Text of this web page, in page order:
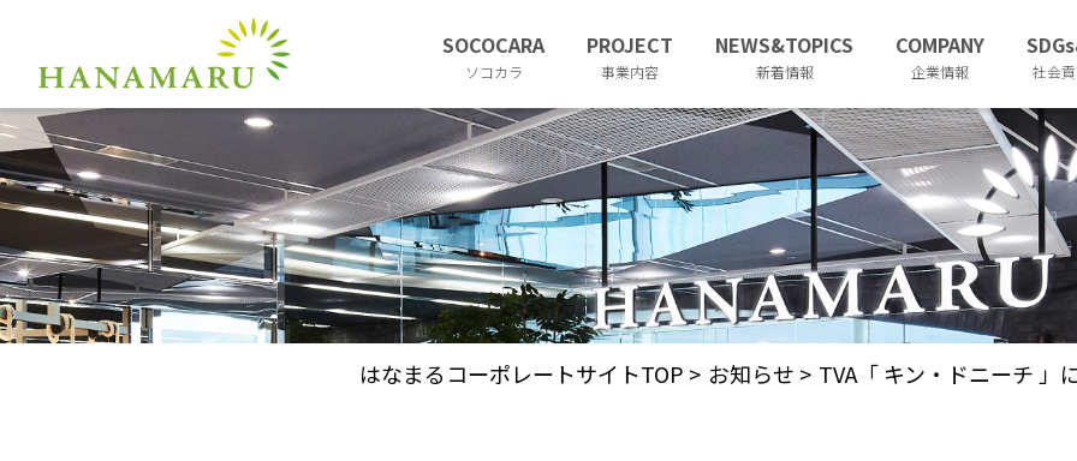
SOCOCARA
ソコカラ
PROJECT
事業内容
NEWS&TOPICS
新着情報
COMPANY
企業情報 社会
はなまるコーポレートサイトTOP > お知らせ > TVA「 キン・ドニーチ 」